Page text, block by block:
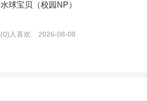
水球宝贝（校园NP）
(0)人喜欢 2026-08-08